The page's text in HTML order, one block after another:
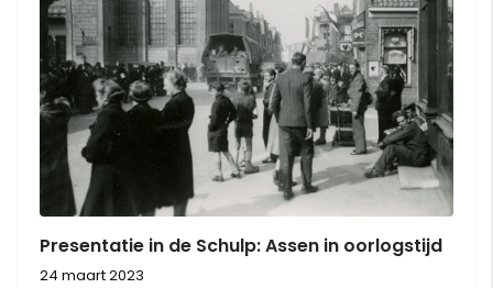
Presentatie in de Schulp: Assen in oorlogstijd
24 maart 2023